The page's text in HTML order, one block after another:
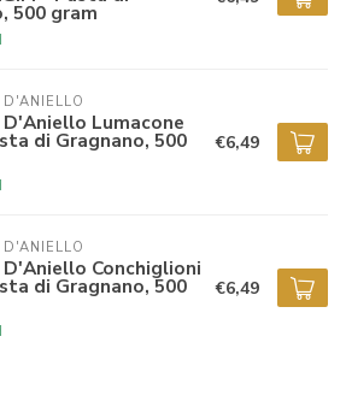
500 gram
Lumacone
di Gragnano, 500 €6,49
Conchiglioni
di Gragnano, 500 €6,49